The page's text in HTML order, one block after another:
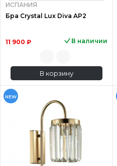
ИСПАНИЯ
Бра Crystal Lux Diva AP2
11 900 ₽ В наличии
В корзину
NEW